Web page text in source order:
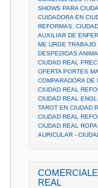
SHOWS PARA
CUIDADORA EN
REFORMAS.
AUXILIAR DE
ME URGE TRABAJO
DESPEDIDAS
CIUDAD REAL
OFERTA PORTES
COMPARADORA DE
CIUDAD REAL
CIUDAD REAL
TAROT EN CIUDAD
CIUDAD REAL
CIUDAD REAL
AURICULAR -
REAL